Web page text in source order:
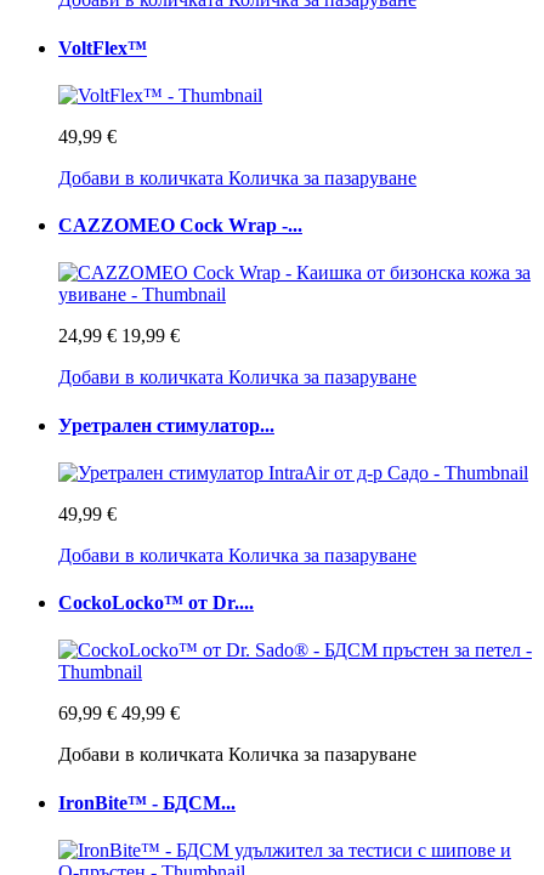
VoltFlex™
49,99 €
Добави в количката Количка за пазаруване
CAZZOMEO Cock Wrap -...
24,99 € 19,99 €
Добави в количката Количка за пазаруване
Уретрален стимулатор...
49,99 €
Добави в количката Количка за пазаруване
CockoLocko™ от Dr....
69,99 € 49,99 €
Добави в количката Количка за пазаруване
IronBite™ - БДСМ...